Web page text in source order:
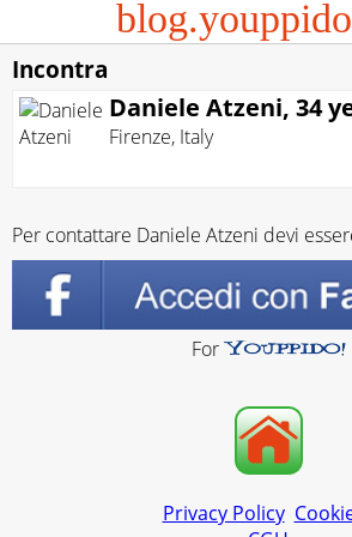
Incontra
Daniele Atzeni, 34
Firenze, Italy
Per contattare Daniele Atzeni devi
For
Privacy Policy